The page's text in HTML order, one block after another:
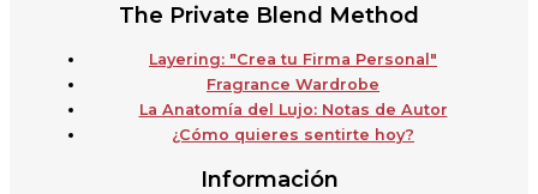
The Private Blend Method
Layering: "Crea tu Firma Personal"
Fragrance Wardrobe
La Anatomía del Lujo: Notas de Autor
¿Cómo quieres sentirte hoy?
Información